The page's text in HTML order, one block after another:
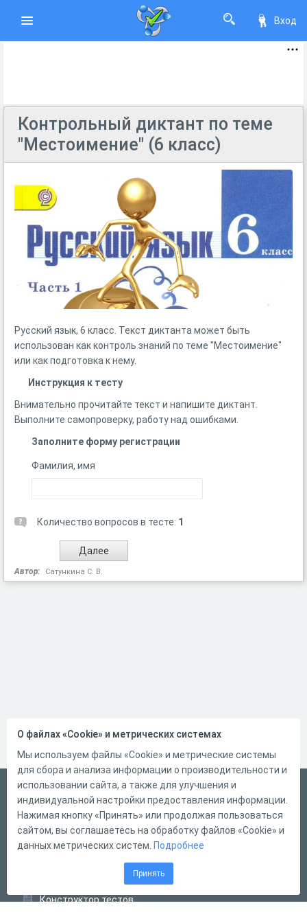
Вход
Контрольный диктант по теме
"Местоимение" (6 класс)
Русский язык, 6 класс. Текст диктанта может быть
использован как контроль знаний по теме "Местоимение"
или как подготовка к нему.
Инструкция к тесту
Внимательно прочитайте текст и напишите диктант.
Выполните самопроверку, работу над ошибками.
Заполните форму регистрации
Фамилия, имя
Количество вопросов в тесте: 1
Автор: Сатункина С. В.
Русский
Справка
Форма обратной связи
Конструктор тестов
О файлах «Cookie» и метрических системах
Мы используем файлы «Cookie» и метрические системы
для сбора и анализа информации о производительности и
использовании сайта, а также для улучшения и
индивидуальной настройки предоставления информации.
Нажимая кнопку «Принять» или продолжая пользоваться
сайтом, вы соглашаетесь на обработку файлов «Cookie» и
данных метрических систем. Подробнее
Принять